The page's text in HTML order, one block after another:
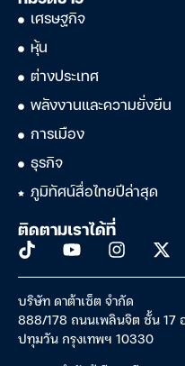
เศรษฐกิจ
หุ้น
ต่างประเทศ
พลังงานและความยั่งยืน
การเมือง
ธุรกิจ
ภูมิทัศน์สื่อไทยปีล่าสุด
ติดตามเราได้ที่
บริษัท ดาต้าเซ็ต จำกัด
888/178 ถนนเพลินจิต ชั้น 17
ปทุมวัน กรุงเทพฯ 10330